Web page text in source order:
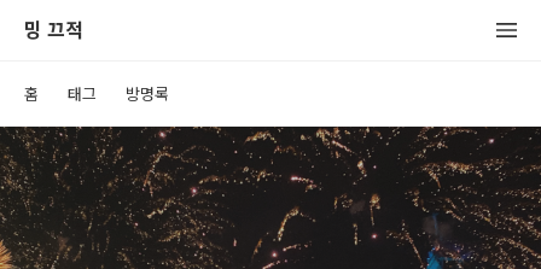
밍 끄적
홈 태그 방명록